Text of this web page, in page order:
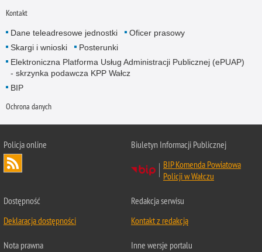
Kontakt
Dane teleadresowe jednostki
Oficer prasowy
Skargi i wnioski
Posterunki
Elektroniczna Platforma Usług Administracji Publicznej (ePUAP)
- skrzynka podawcza KPP Wałcz
BIP
Ochrona danych
Policja online
Biuletyn Informacji Publicznej
BIP Komenda Powiatowa
Policji w Wałczu
Dostępność
Deklaracja dostępności
Redakcja serwisu
Kontakt z redakcją
Nota prawna Inne wersje portalu